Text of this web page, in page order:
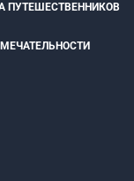
ПУТЕШЕСТВЕННИКОВ